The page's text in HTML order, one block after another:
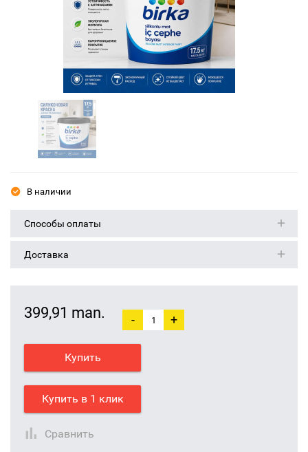
В наличии
Способы оплаты
Доставка
399,91 man. - +
Купить
Купить в 1 клик
Сравнить